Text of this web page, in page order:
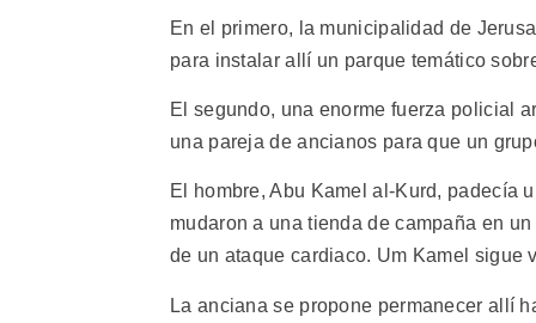
En el primero, la municipalidad de
para instalar allí un parque temático
El segundo, una enorme fuerza policial
una pareja de ancianos para que un
El hombre, Abu Kamel al-Kurd, padecía
mudaron a una tienda de campaña en
de un ataque cardiaco. Um Kamel sigue
La anciana se propone permanecer allí